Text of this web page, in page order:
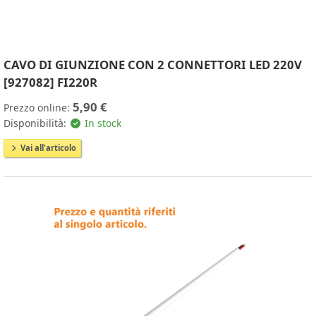
CAVO DI GIUNZIONE CON 2 CONNETTORI LED 220V
[927082] FI220R
Prezzo online: 5,90 €
Disponibilità: In stock
Vai all'articolo